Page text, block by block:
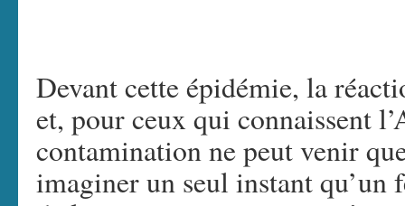
Devant cette épidémie, la
et, pour ceux qui connaissent
contamination ne peut venir
imaginer un seul instant